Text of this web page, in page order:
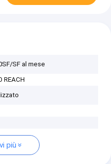
SF al mese
REACH
più